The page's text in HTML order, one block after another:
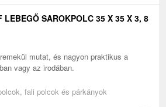
LEBEGŐ SAROKPOLC 35 X 35 X 3, 8
mutat, és nagyon praktikus a
vagy az irodában.
fali polcok és párkányok